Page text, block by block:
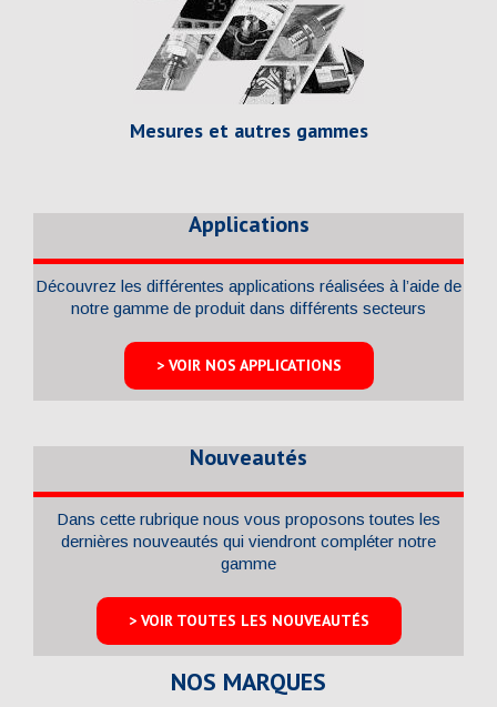
Mesures et autres gammes
Applications
Découvrez les différentes applications réalisées à l’aide de
notre gamme de produit dans différents secteurs
> VOIR NOS APPLICATIONS
Nouveautés
Dans cette rubrique nous vous proposons toutes les
dernières nouveautés qui viendront compléter notre
gamme
> VOIR TOUTES LES NOUVEAUTÉS
NOS MARQUES